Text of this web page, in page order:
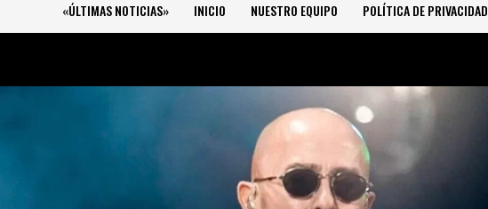
«ÚLTIMAS NOTICIAS» INICIO NUESTRO EQUIPO POLÍTICA DE PRIVACIDAD